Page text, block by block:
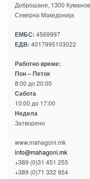
Доброшане, 1300
Северна Македонија
ЕМБС: 4569997
ЕДВ: 4017995103022
Работно време:
Пон – Петок
8:00 до 20:00
Сабота
10:00 до 17:00
Недела
Затворено
www.mahagoni.mk
info@mahagoni.mk
+389 (0)31 451 255
+389 (0)71 332 954